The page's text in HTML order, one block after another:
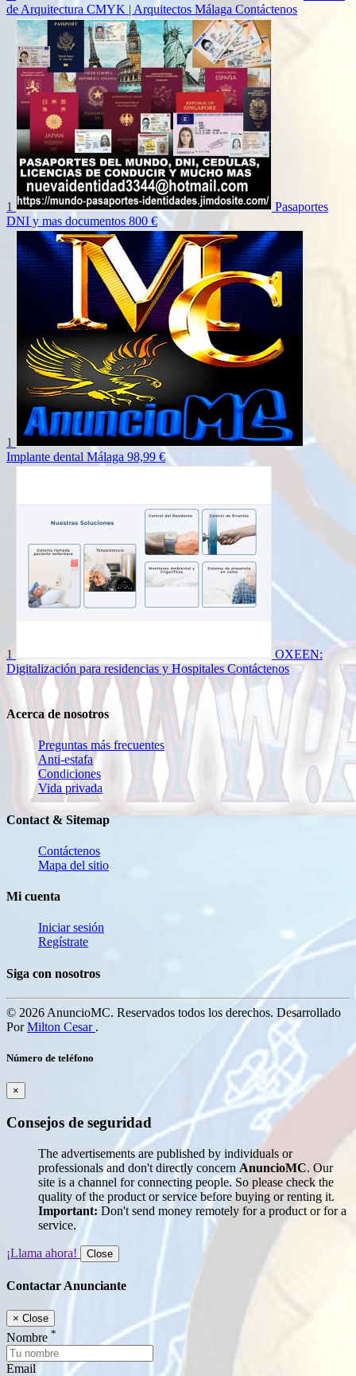
de Arquitectura CMYK | Arquitectos Málaga Contáctenos
1
Pasaportes
DNI y mas documentos 800 €
1
Implante dental Málaga 98,99 €
1
OXEEN:
Digitalización para residencias y Hospitales Contáctenos
Acerca de nosotros
Preguntas más frecuentes
Anti-estafa
Condiciones
Vida privada
Contact & Sitemap
Contáctenos
Mapa del sitio
Mi cuenta
Iniciar sesión
Regístrate
Siga con nosotros
© 2026 AnuncioMC. Reservados todos los derechos. Desarrollado
PorMilton Cesar .
Número de teléfono
×
Consejos de seguridad
The advertisements are published by individuals or
professionals and don't directly concern AnuncioMC. Our
site is a channel for connecting people. So please check the
quality of the product or service before buying or renting it.
Important: Don't send money remotely for a product or for a
service.
¡Llama ahora! Close
Contactar Anunciante
× Close
Nombre *
Email